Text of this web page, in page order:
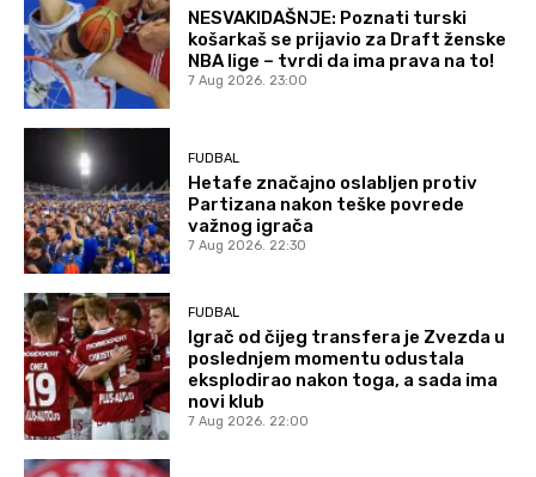
NESVAKIDAŠNJE: Poznati turski
košarkaš se prijavio za Draft ženske
NBA lige – tvrdi da ima prava na to!
7 Aug 2026. 23:00
FUDBAL
Hetafe značajno oslabljen protiv
Partizana nakon teške povrede
važnog igrača
7 Aug 2026. 22:30
FUDBAL
Igrač od čijeg transfera je Zvezda u
poslednjem momentu odustala
eksplodirao nakon toga, a sada ima
novi klub
7 Aug 2026. 22:00